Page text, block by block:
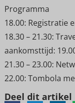
Programma
18.00: Registratie
18.30 – 21.30:
aankomsttijd:
21.30 – 23.00:
22.00: Tombola
Deel dit artikel